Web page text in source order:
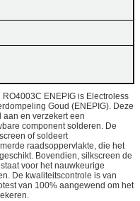
ENEPIG is Electroless
Goud (ENEPIG). Deze
en verzekert een
component solderen. De
of soldeert
raadsoppervlakte, die het
Bovendien, silkscreen de
voor het nauwkeurige
De kwaliteitscontrole is van
van 100% aangewend om het